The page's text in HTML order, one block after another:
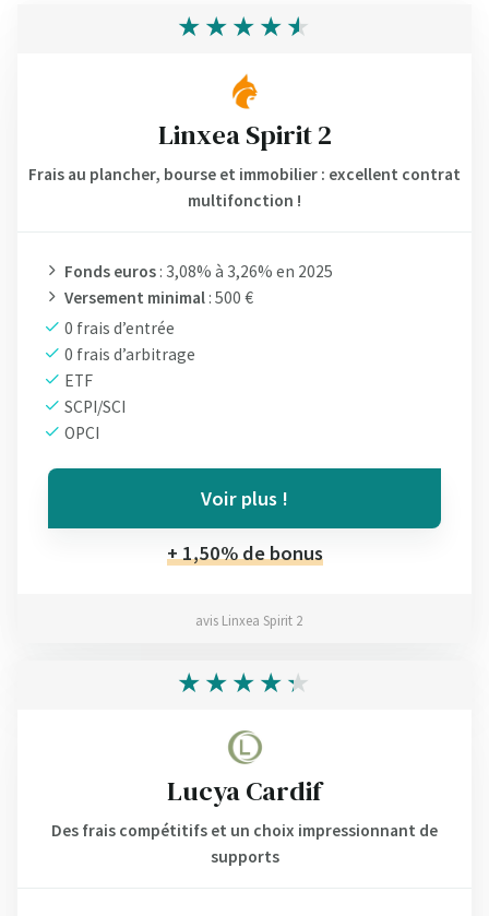
Linxea Spirit 2
Frais au plancher, bourse et immobilier : excellent contrat
multifonction !
Fonds euros : 3,08% à 3,26% en 2025
Versement minimal : 500 €
0 frais d’entrée
0 frais d’arbitrage
ETF
SCPI/SCI
OPCI
Voir plus !
+ 1,50% de bonus
avis Linxea Spirit 2
Lucya Cardif
Des frais compétitifs et un choix impressionnant de
supports